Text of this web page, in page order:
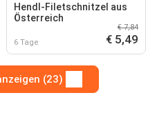
Hendl-Filetschnitzel aus
Österreich
6 Tage
€ 7,84
€ 5,49
(23)